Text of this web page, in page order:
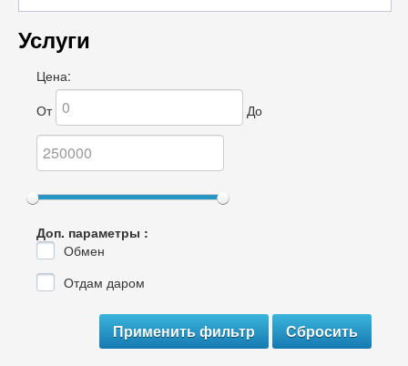
Услуги
Цена:
От
До
Доп. параметры :
Обмен
Отдам даром